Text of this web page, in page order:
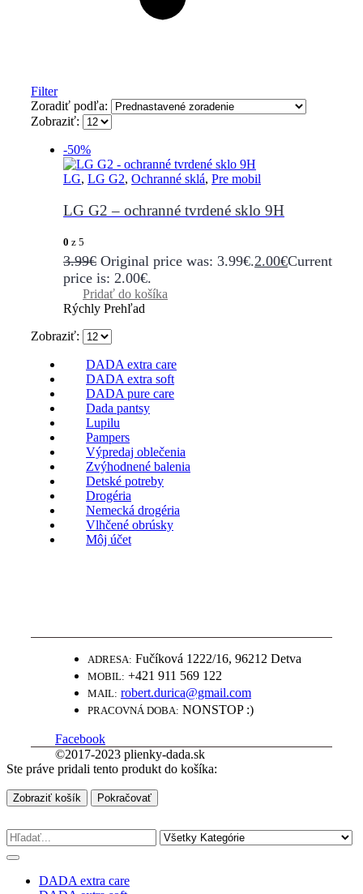
Filter
Zoradiť podľa:
Zobraziť:
-50%
LG, LG G2, Ochranné sklá, Pre mobil
LG G2 – ochranné tvrdené sklo 9H
0 z 5
3.99€ Original price was: 3.99€.2.00€Current
price is: 2.00€.
Pridať do košíka
Rýchly Prehľad
Zobraziť:
DADA extra care
DADA extra soft
DADA pure care
Dada pantsy
Lupilu
Pampers
Výpredaj oblečenia
Zvýhodnené balenia
Detské potreby
Drogéria
Nemecká drogéria
Vlhčené obrúsky
Môj účet
ADRESA: Fučíková 1222/16, 96212 Detva
MOBIL: +421 911 569 122
MAIL: robert.durica@gmail.com
PRACOVNÁ DOBA: NONSTOP :)
Facebook
©2017-2023 plienky-dada.sk
Ste práve pridali tento produkt do košíka:
Zobraziť košík Pokračovať
DADA extra care